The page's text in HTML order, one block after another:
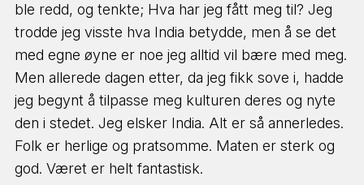
ble redd, og tenkte; Hva har jeg fått meg til? Jeg
trodde jeg visste hva India betydde, men å se det
med egne øyne er noe jeg alltid vil bære med meg.
Men allerede dagen etter, da jeg fikk sove i, hadde
jeg begynt å tilpasse meg kulturen deres og nyte
den i stedet. Jeg elsker India. Alt er så annerledes.
Folk er herlige og pratsomme. Maten er sterk og
god. Været er helt fantastisk.